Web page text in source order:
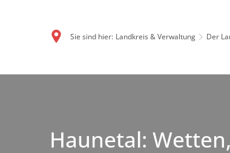
Sie sind hier: Landkreis & Verwaltung Der
Haunetal: